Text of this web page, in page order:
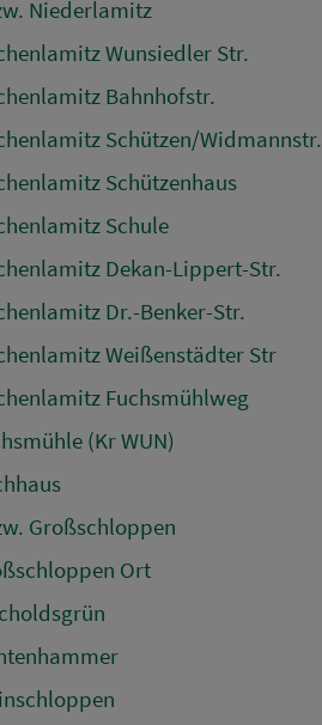
Niederlamitz
Wunsiedler Str.
Bahnhofstr.
Schützen/Widmannstr.
Schützenhaus
Schule
Dekan-Lippert-Str.
Dr.-Benker-Str.
Weißenstädter Str
Fuchsmühlweg
(Kr WUN)
Großschloppen
Ort